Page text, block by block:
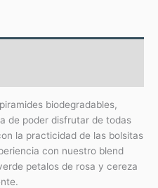
biodegradables,
de poder disfrutar de todas
la practicidad de las bolsitas
con nuestro blend
petalos de rosa y cereza